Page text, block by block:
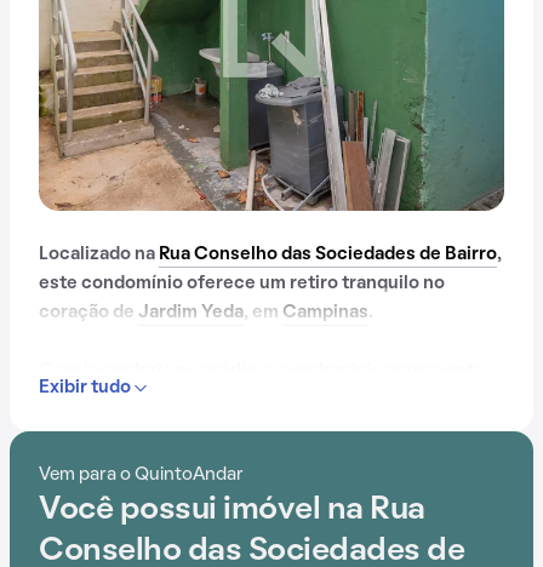
Localizado na Rua Conselho das Sociedades de Bairro,
este condomínio oferece um retiro tranquilo no
coração de Jardim Yeda, em Campinas.
conveniência é aprimorada pela proximidade com
mais fácil.
Exibir tudo
Vem para o QuintoAndar
Você possui imóvel na Rua
Conselho das Sociedades de